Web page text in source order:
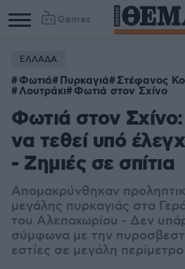
Games
ΕΛΛΑΔΑ
Φωτιά Πυρκαγιά Στέφανος
Λουτράκι Φωτιά στον Σχίνο
Φωτιά στον
να τεθεί υπό
- Ζημιές σε σπίτια
Απομακρύνθηκαν
μεγάλης πυρκαγιάς στα
του Αλεποχωρίου - Δεν
σύμφωνα με την
εστίες σε μεγάλη περίμετρο